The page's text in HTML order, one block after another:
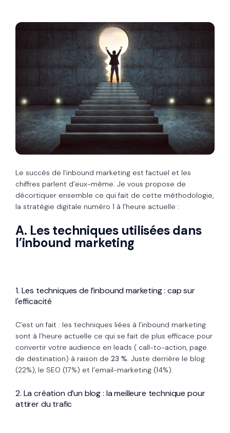
Le succès de l’inbound marketing est factuel et les
chiffres parlent d’eux-même. Je vous propose de
décortiquer ensemble ce qui fait de cette méthodologie,
la stratégie digitale numéro 1 à l’heure actuelle :
A. Les techniques utilisées dans
l’inbound marketing
1. Les techniques de l’inbound marketing : cap sur
l'efficacité
C’est un fait : les techniques liées à l’inbound marketing
sont à l’heure actuelle ce qui se fait de plus efficace pour
convertir votre audience en leads ( call-to-action, page
de destination) à raison de 23 %. Juste derrière le blog
(22%), le SEO (17%) et l’email-marketing (14%).
2. La création d’un blog : la meilleure technique pour
attirer du trafic